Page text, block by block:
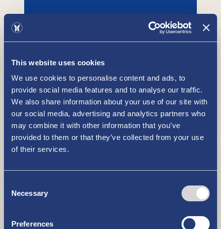
This website uses cookies
We use cookies to personalise content and ads, to
provide social media features and to analyse our traffic.
We also share information about your use of our site with
our social media, advertising and analytics partners who
may combine it with other information that you’ve
provided to them or that they’ve collected from your use
of their services.
Selection
Necessary
Preferences
Kierrätyspiste, Orinkuja 1, Uusikaupunki.puh.
9957tuotanto.uusikaupunki@remeo.fi
Edunvalvonta
HYVÄ TIETÄÄ
Asiointi ajanvarauksella.
HYVÄ TIETÄÄ